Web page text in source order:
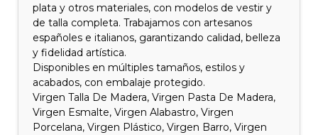
plata y otros materiales, con modelos de vestir y
de talla completa. Trabajamos con artesanos
españoles e italianos, garantizando calidad, belleza
y fidelidad artística.
Disponibles en múltiples tamaños, estilos y
acabados, con embalaje protegido.
Virgen Talla De Madera, Virgen Pasta De Madera,
Virgen Esmalte, Virgen Alabastro, Virgen
Porcelana, Virgen Plástico, Virgen Barro, Virgen